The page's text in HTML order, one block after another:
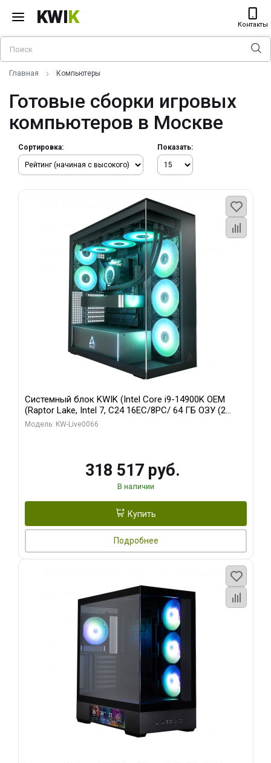
KWIK Контакты
Главная Компьютеры
Готовые сборки игровых
компьютеров в Москве
Сортировка: Показать:
Системный блок KWIK (Intel Core i9-14900K OEM
(Raptor Lake, Intel 7, C24 16EC/8PC/ 64 ГБ ОЗУ (2
модуля)/ Gigabyte RTX5080 XTREME WATERFORCE
Модель: KW-Live0066
318 517 руб.
В наличии
Купить
Подробнее